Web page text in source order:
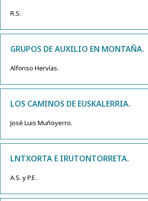
R.S.
GRUPOS DE AUXILIO EN MONTAÑA.
Alfonso Hervías.
LOS CAMINOS DE EUSKALERRIA.
José Luis Muñoyerro.
LNTXORTA E IRUTONTORRETA.
A.S. y P.E.